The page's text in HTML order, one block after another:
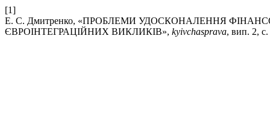
[1]
Е. С. Дмитренко, «ПРОБЛЕМИ УДОСКОНАЛЕННЯ
ЄВРОІНТЕГРАЦІЙНИХ ВИКЛИКІВ», kyivchasprava, вип. 2,